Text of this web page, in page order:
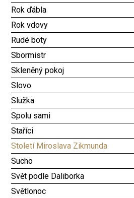
Rok ďábla
Rok vdovy
Rudé boty
Sbormistr
Skleněný pokoj
Slovo
Služka
Spolu sami
Staříci
Století Miroslava Zikmunda
Sucho
Svět podle Daliborka
Světlonoc